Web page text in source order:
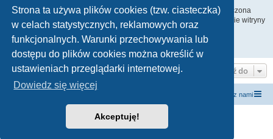
Strona ta używa plików cookies (tzw. ciasteczka)
w celach statystycznych, reklamowych oraz
funkcjonalnych. Warunki przechowywania lub
dostępu do plików cookies można określić w
ustawieniach przeglądarki internetowej.
Dowiedz się więcej
Akceptuję!
Wszyscy użytkownicy witryny mogą używać – jeśli funkcja ta jest włączona
przez administratora witryny – formularza „Kontakt z nami”. Członkowie witryny
mogą także używać odnośnika „Zespół administracyjny”.
Na górę
Przejdź do
Kontakt z nami
Technologię dostarczaphpBB® Forum Software © phpBB Limited
Polski pakiet językowy dostarcza